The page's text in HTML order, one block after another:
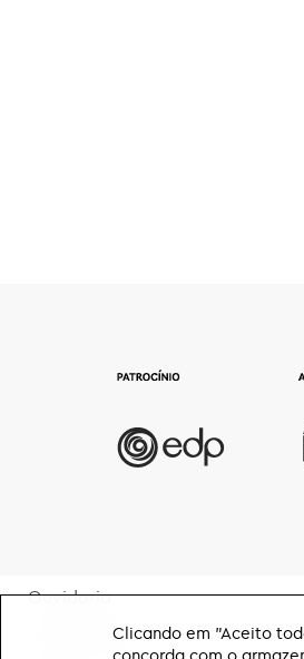
Ouvidoria
TransparênciaClicando em "Aceito